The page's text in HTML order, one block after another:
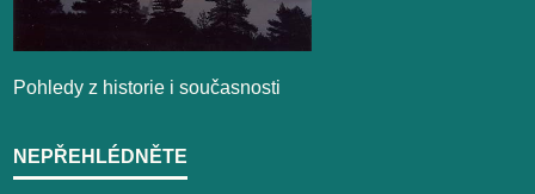
Pohledy z historie i současnosti
NEPŘEHLÉDNĚTE